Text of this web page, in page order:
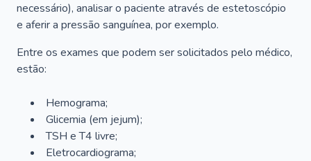
necessário), analisar o paciente através de estetoscópio
e aferir a pressão sanguínea, por exemplo.
Entre os exames que podem ser solicitados pelo médico,
estão:
Hemograma;
Glicemia (em jejum);
TSH e T4 livre;
Eletrocardiograma;